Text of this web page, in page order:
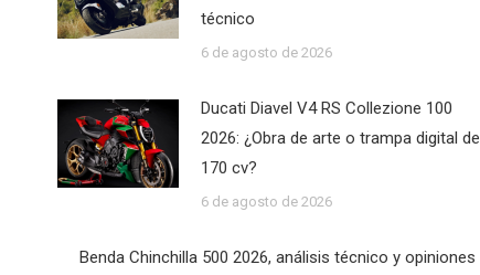
técnico
6 de agosto de 2026
Ducati Diavel V4 RS Collezione 100
2026: ¿Obra de arte o trampa digital de
170 cv?
6 de agosto de 2026
Benda Chinchilla 500 2026, análisis técnico y opiniones